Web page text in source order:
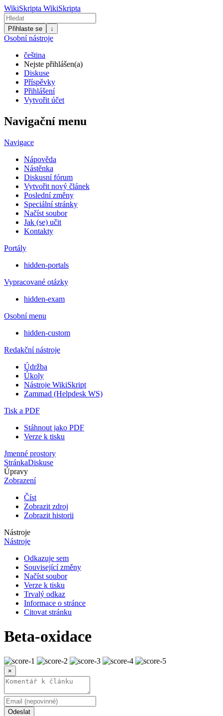
WikiSkripta WikiSkripta
Přihlaste se ↓
Osobní nástroje
čeština
Nejste přihlášen(a)
Diskuse
Příspěvky
Přihlášení
Vytvořit účet
Navigační menu
Navigace
Nápověda
Nástěnka
Diskusní fórum
Vytvořit nový článek
Poslední změny
Speciální stránky
Načíst soubor
Jak (se) učit
Kontakty
Portály
hidden-portals
Vypracované otázky
hidden-exam
Osobní menu
hidden-custom
Redakční nástroje
Údržba
Úkoly
Nástroje WikiSkript
Zammad (Helpdesk WS)
Tisk a PDF
Stáhnout jako PDF
Verze k tisku
Jmenné prostory
StránkaDiskuse
Úpravy
Zobrazení
Číst
Zobrazit zdroj
Zobrazit historii
Nástroje
Nástroje
Odkazuje sem
Související změny
Načíst soubor
Verze k tisku
Trvalý odkaz
Informace o stránce
Citovat stránku
Βeta-oxidace
×
Odeslat